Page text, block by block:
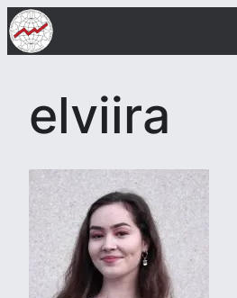
Siirry
sisältöön
elviira